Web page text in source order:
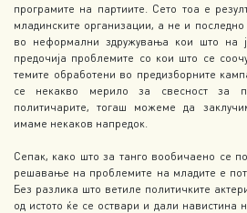
програмите на партиите. Сето тоа е
младинските организации, а не и последно
во неформални здружувања кои што на
предочија проблемите со кои што се
темите обработени во предизборните
се некакво мерило за свесност за
политичарите, тогаш можеме да
имаме некаков напредок.
Сепак, како што за танго вообичаено се
решавање на проблемите на младите е
Без разлика што ветиле политичките
од истото ќе се оствари и дали